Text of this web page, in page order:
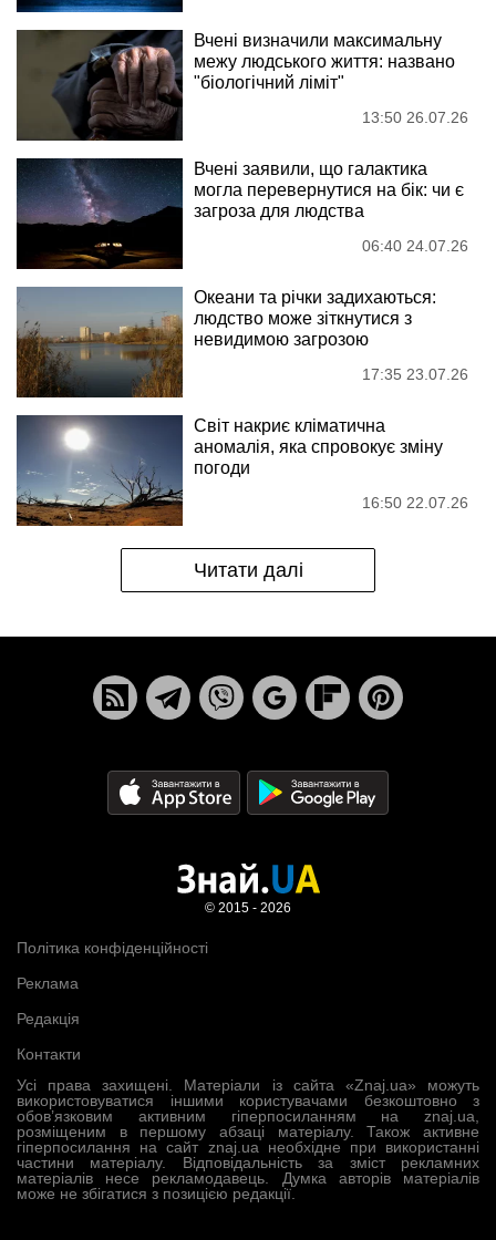
Вчені визначили максимальну
межу людського життя: названо
"біологічний ліміт"
13:50 26.07.26
Вчені заявили, що галактика
могла перевернутися на бік: чи є
загроза для людства
06:40 24.07.26
Океани та річки задихаються:
людство може зіткнутися з
невидимою загрозою
17:35 23.07.26
Світ накриє кліматична
аномалія, яка спровокує зміну
погоди
16:50 22.07.26
Читати далі
Усі права захищені. Матеріали із сайта «Znaj.ua» можуть
використовуватися іншими користувачами безкоштовно з
обов’язковим активним гіперпосиланням на znaj.ua,
розміщеним в першому абзаці матеріалу. Також активне
гіперпосилання на сайт znaj.ua необхідне при використанні
частини матеріалу. Відповідальність за зміст рекламних
матеріалів несе рекламодавець. Думка авторів матеріалів
може не збігатися з позицією редакції.
Політика конфіденційності
Реклама
Редакція
Контакти
© 2015 - 2026